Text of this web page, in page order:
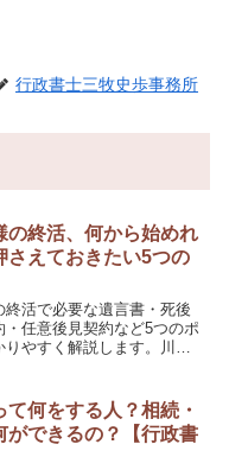
行政書士三牧史歩事務所
の終活、何から始めれ
さえておきたい5つの
終活で必要な遺言書・死後
・任意後見契約など5つのポ
やすく解説します。川口
て何をする人？相続・
ができるの？【行政書